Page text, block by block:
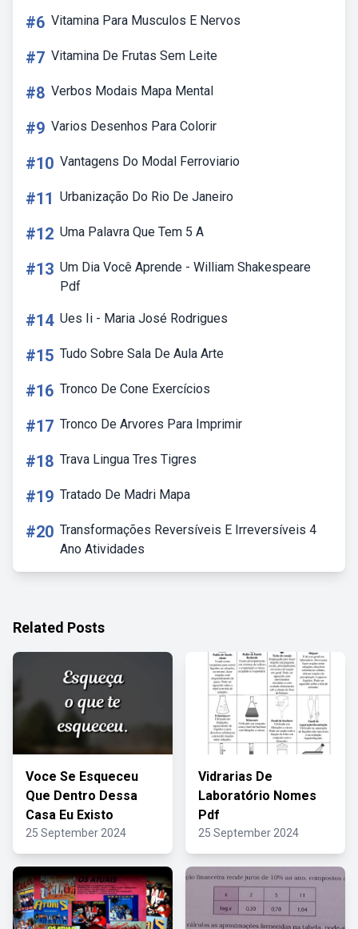
#6 Vitamina Para Musculos E Nervos
#7 Vitamina De Frutas Sem Leite
#8 Verbos Modais Mapa Mental
#9 Varios Desenhos Para Colorir
#10 Vantagens Do Modal Ferroviario
#11 Urbanização Do Rio De Janeiro
#12 Uma Palavra Que Tem 5 A
#13 Um Dia Você Aprende - William Shakespeare
Pdf
#14 Ues Ii - Maria José Rodrigues
#15 Tudo Sobre Sala De Aula Arte
#16 Tronco De Cone Exercícios
#17 Tronco De Arvores Para Imprimir
#18 Trava Lingua Tres Tigres
#19 Tratado De Madri Mapa
#20 Transformações Reversíveis E Irreversíveis 4
Ano Atividades
Related Posts
Voce Se Esqueceu
Que Dentro Dessa
Casa Eu Existo
25 September 2024
Vidrarias De
Laboratório Nomes
Pdf
25 September 2024